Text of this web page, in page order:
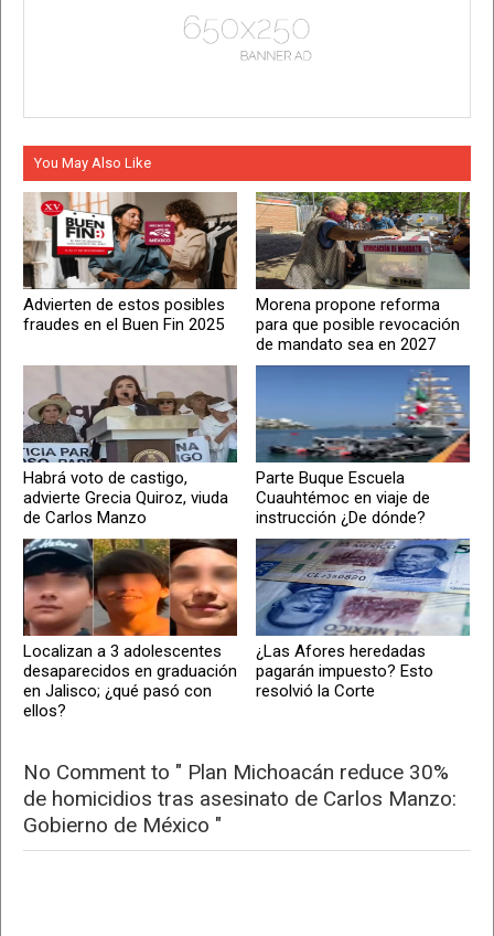
You May Also Like
Advierten de estos posibles
fraudes en el Buen Fin 2025
Morena propone reforma
para que posible revocación
de mandato sea en 2027
Habrá voto de castigo,
advierte Grecia Quiroz, viuda
de Carlos Manzo
Parte Buque Escuela
Cuauhtémoc en viaje de
instrucción ¿De dónde?
Localizan a 3 adolescentes
desaparecidos en graduación
en Jalisco; ¿qué pasó con
ellos?
¿Las Afores heredadas
pagarán impuesto? Esto
resolvió la Corte
No Comment to " Plan Michoacán reduce 30%
de homicidios tras asesinato de Carlos Manzo:
Gobierno de México "